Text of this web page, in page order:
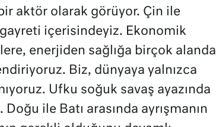
aktör olarak görüyor. Çin ile
içerisindeyiz. Ekonomik
enerjiden sağlığa birçok alanda
Biz, dünyaya yalnızca
Ufku soğuk savaş ayazında
ile Batı arasında ayrışmanın